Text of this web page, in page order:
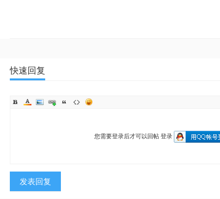
快速回复
您需要登录后才可以回帖 登录
发表回复